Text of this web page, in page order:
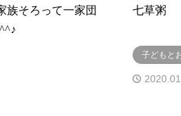
族そろって一家団
七草粥
子どもと